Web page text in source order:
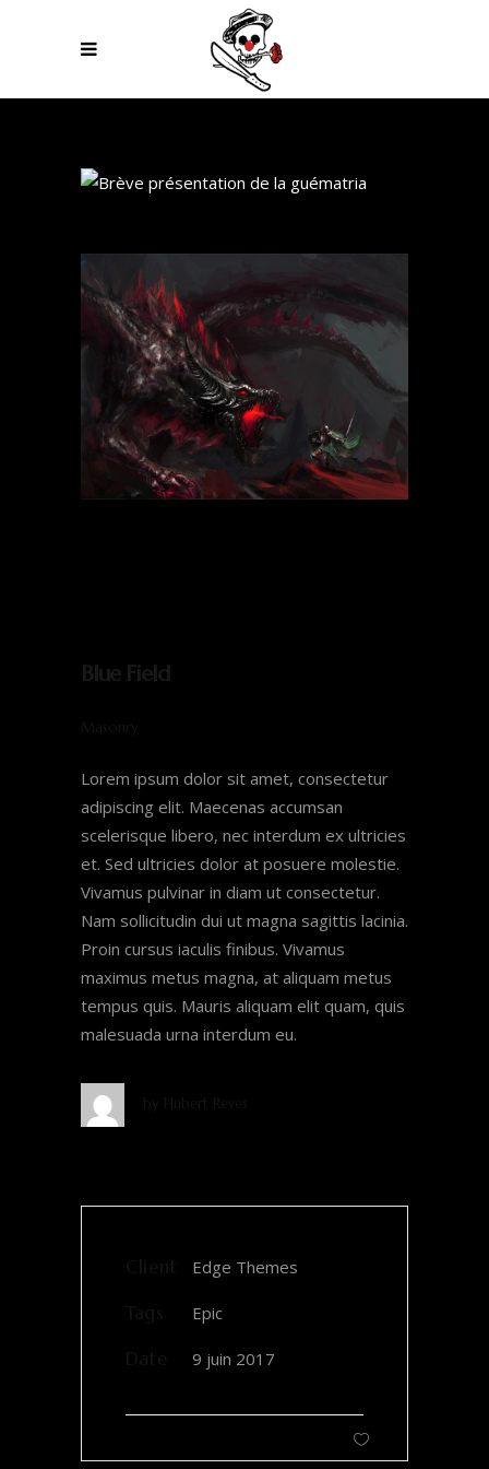
Blue Field
Lorem ipsum dolor sit amet, consectetur
adipiscing elit. Maecenas accumsan
scelerisque libero, nec interdum ex ultricies
et. Sed ultricies dolor at posuere molestie.
Vivamus pulvinar in diam ut consectetur.
Nam sollicitudin dui ut magna sagittis lacinia.
Proin cursus iaculis finibus. Vivamus
maximus metus magna, at aliquam metus
tempus quis. Mauris aliquam elit quam, quis
malesuada urna interdum eu.
Edge Themes
Epic
9 juin 2017